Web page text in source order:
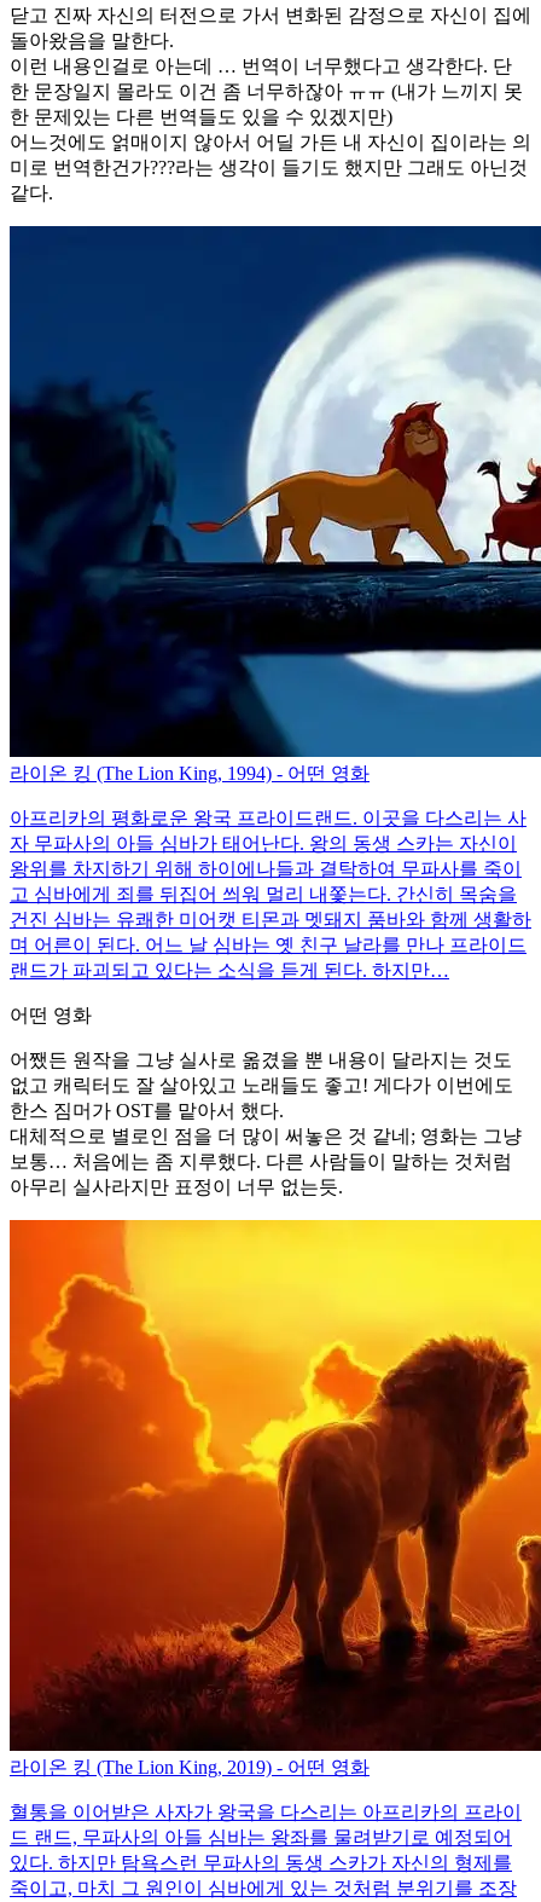
닫고 진짜 자신의 터전으로 가서 변화된 감정으로 자신이 집에
돌아왔음을 말한다.
이런 내용인걸로 아는데 … 번역이 너무했다고 생각한다. 단
한 문장일지 몰라도 이건 좀 너무하잖아 ㅠㅠ (내가 느끼지 못
한 문제있는 다른 번역들도 있을 수 있겠지만)
어느것에도 얽매이지 않아서 어딜 가든 내 자신이 집이라는 의
미로 번역한건가???라는 생각이 들기도 했지만 그래도 아닌것
같다.
라이온 킹 (The Lion King, 1994) - 어떤 영화
아프리카의 평화로운 왕국 프라이드랜드. 이곳을 다스리는 사
자 무파사의 아들 심바가 태어난다. 왕의 동생 스카는 자신이
왕위를 차지하기 위해 하이에나들과 결탁하여 무파사를 죽이
고 심바에게 죄를 뒤집어 씌워 멀리 내쫓는다. 간신히 목숨을
건진 심바는 유쾌한 미어캣 티몬과 멧돼지 품바와 함께 생활하
며 어른이 된다. 어느 날 심바는 옛 친구 날라를 만나 프라이드
랜드가 파괴되고 있다는 소식을 듣게 된다. 하지만…
어떤 영화
어쨌든 원작을 그냥 실사로 옮겼을 뿐 내용이 달라지는 것도
없고 캐릭터도 잘 살아있고 노래들도 좋고! 게다가 이번에도
한스 짐머가 OST를 맡아서 했다.
대체적으로 별로인 점을 더 많이 써놓은 것 같네; 영화는 그냥
보통… 처음에는 좀 지루했다. 다른 사람들이 말하는 것처럼
아무리 실사라지만 표정이 너무 없는듯.
라이온 킹 (The Lion King, 2019) - 어떤 영화
혈통을 이어받은 사자가 왕국을 다스리는 아프리카의 프라이
드 랜드, 무파사의 아들 심바는 왕좌를 물려받기로 예정되어
있다. 하지만 탐욕스런 무파사의 동생 스카가 자신의 형제를
죽이고, 마치 그 원인이 심바에게 있는 것처럼 분위기를 조장